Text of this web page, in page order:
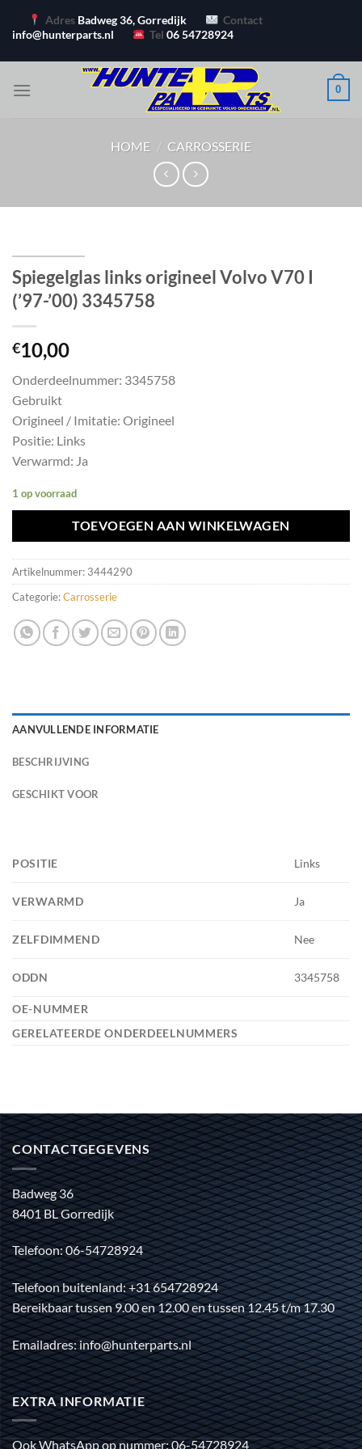
naar
Adres Badweg 36, Gorredijk
Contact
info@hunterparts.nl
Tel06 54728924
0
HOME / CARROSSERIE
Spiegelglas links origineel Volvo V70 I
(’97-’00) 3345758
€10,00
Onderdeelnummer: 3345758
Gebruikt
Origineel / Imitatie: Origineel
Positie: Links
Verwarmd: Ja
1 op voorraad
TOEVOEGEN AAN WINKELWAGEN
Artikelnummer: 3444290
Categorie:Carrosserie
AANVULLENDE INFORMATIE
BESCHRIJVING
GESCHIKT VOOR
POSITIE Links
VERWARMD Ja
ZELFDIMMEND Nee
ODDN 3345758
OE-NUMMER
GERELATEERDE ONDERDEELNUMMERS
CONTACTGEGEVENS
Badweg 36
8401 BL Gorredijk
Telefoon: 06-54728924
Telefoon buitenland: +31 654728924
Bereikbaar tussen 9.00 en 12.00 en tussen 12.45 t/m 17.30
Emailadres: info@hunterparts.nl
EXTRA INFORMATIE
Ook WhatsApp op nummer: 06-54728924